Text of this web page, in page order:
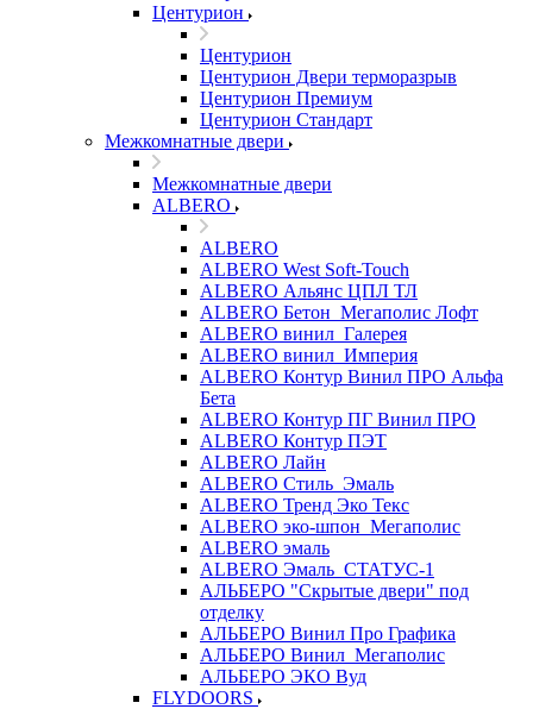
Центурион
Центурион
Центурион Двери терморазрыв
Центурион Премиум
Центурион Стандарт
Межкомнатные двери
Межкомнатные двери
ALBERO
ALBERO
ALBERO West Soft-Touch
ALBERO Альянс ЦПЛ ТЛ
ALBERO Бетон_Мегаполис Лофт
ALBERO винил_Галерея
ALBERO винил_Империя
ALBERO Контур Винил ПРО Альфа
Бета
ALBERO Контур ПГ Винил ПРО
ALBERO Контур ПЭТ
ALBERO Лайн
ALBERO Стиль_Эмаль
ALBERO Тренд Эко Текс
ALBERO эко-шпон_Мегаполис
ALBERO эмаль
ALBERO Эмаль_СТАТУС-1
АЛЬБЕРО "Скрытые двери" под
отделку
АЛЬБЕРО Винил Про Графика
АЛЬБЕРО Винил_Мегаполис
АЛЬБЕРО ЭКО Вуд
FLYDOORS